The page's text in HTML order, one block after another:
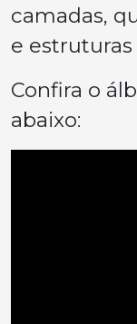
camadas,
e
Confira o
abaixo: